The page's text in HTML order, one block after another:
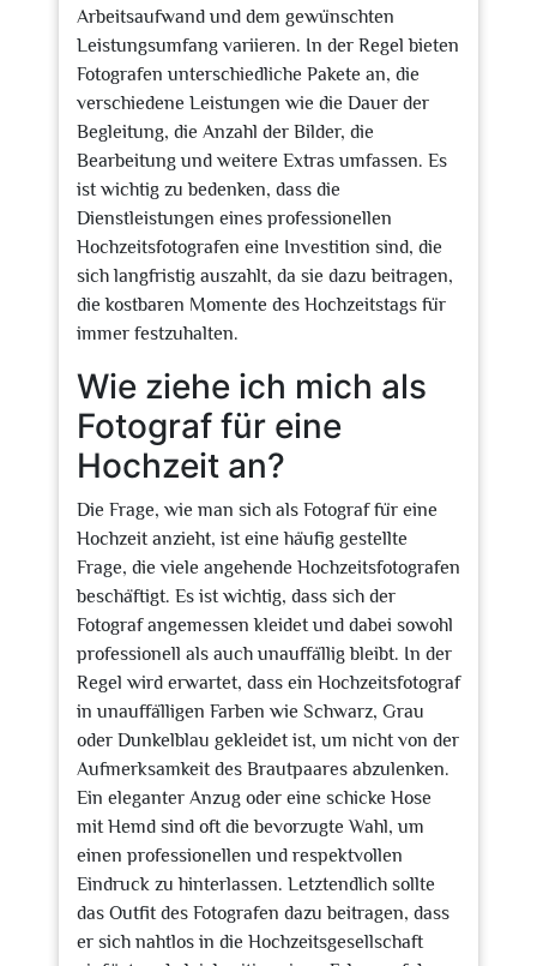
Arbeitsaufwand und dem gewünschten
Leistungsumfang variieren. In der Regel bieten
Fotografen unterschiedliche Pakete an, die
verschiedene Leistungen wie die Dauer der
Begleitung, die Anzahl der Bilder, die
Bearbeitung und weitere Extras umfassen. Es
ist wichtig zu bedenken, dass die
Dienstleistungen eines professionellen
Hochzeitsfotografen eine Investition sind, die
sich langfristig auszahlt, da sie dazu beitragen,
die kostbaren Momente des Hochzeitstags für
immer festzuhalten.
Wie ziehe ich mich als
Fotograf für eine
Hochzeit an?
Die Frage, wie man sich als Fotograf für eine
Hochzeit anzieht, ist eine häufig gestellte
Frage, die viele angehende Hochzeitsfotografen
beschäftigt. Es ist wichtig, dass sich der
Fotograf angemessen kleidet und dabei sowohl
professionell als auch unauffällig bleibt. In der
Regel wird erwartet, dass ein Hochzeitsfotograf
in unauffälligen Farben wie Schwarz, Grau
oder Dunkelblau gekleidet ist, um nicht von der
Aufmerksamkeit des Brautpaares abzulenken.
Ein eleganter Anzug oder eine schicke Hose
mit Hemd sind oft die bevorzugte Wahl, um
einen professionellen und respektvollen
Eindruck zu hinterlassen. Letztendlich sollte
das Outfit des Fotografen dazu beitragen, dass
er sich nahtlos in die Hochzeitsgesellschaft